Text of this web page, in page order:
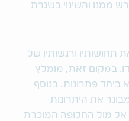
ממנו והשינוי בשגרת
תחושותיו ורגשותיו של
במקום זאת, מומלץ
ביחד פתרונות. בנוסף
את היתרונות
אל מול החלופה המוכרת